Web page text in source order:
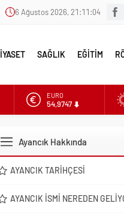
6 Ağustos 2026, 21:11:05
SAĞLIK EĞİTİM
EURO
54,9747
DOLAR
47,5921
Ayancık Hakkında
AYANCIK TARIHÇESI
AYANCIK İSMI NEREDEN